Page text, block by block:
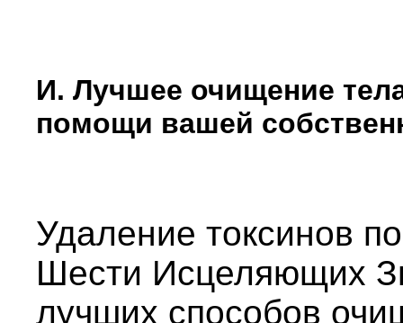
И. Лучшее очищение
помощи вашей
Удаление токсинов
Шести Исцеляющих
лучших способов